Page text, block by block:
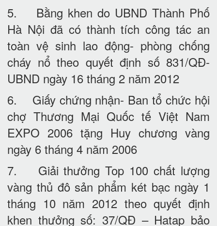
5. Bằng khen do UBND Thành Phố
Hà Nội đã có thành tích công tác an
toàn vệ sinh lao động- phòng chống
cháy nổ theo quyết định số 831/QĐ-
UBND ngày 16 tháng 2 năm 2012
6. Giấy chứng nhận- Ban tổ chức hội
chợ Thương Mại Quốc tế Việt Nam
EXPO 2006 tặng Huy chương vàng
ngày 6 tháng 4 năm 2006
7. Giải thưởng Top 100 chất lượng
vàng thủ đô sản phẩm két bạc ngày 1
tháng 10 năm 2012 theo quyết định
khen thưởng số: 37/QĐ – Hatap bảo